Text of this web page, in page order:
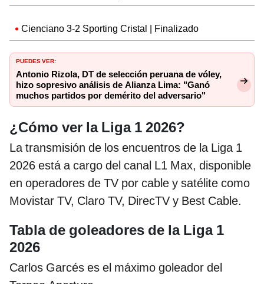
Cienciano 3-2 Sporting Cristal | Finalizado
PUEDES VER:
Antonio Rizola, DT de selección peruana de vóley,
hizo sopresivo análisis de Alianza Lima: "Ganó
muchos partidos por demérito del adversario"
¿Cómo ver la Liga 1 2026?
La transmisión de los encuentros de la Liga 1
2026 está a cargo del canal L1 Max, disponible
en operadores de TV por cable y satélite como
Movistar TV, Claro TV, DirecTV y Best Cable.
Tabla de goleadores de la Liga 1
2026
Carlos Garcés es el máximo goleador del